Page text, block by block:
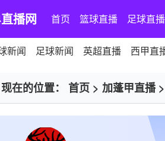
播网 首页 篮球直播 足球直播
新闻 足球新闻 英超直播 西甲直
现在的位置： 首页 > 加蓬甲直播>